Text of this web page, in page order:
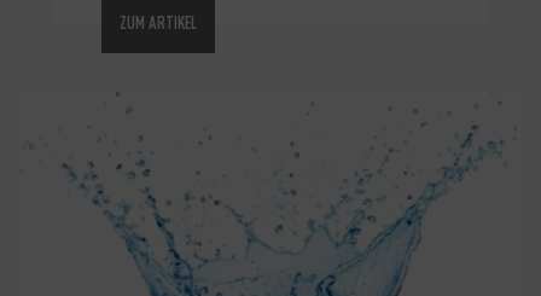
ZUM ARTIKEL